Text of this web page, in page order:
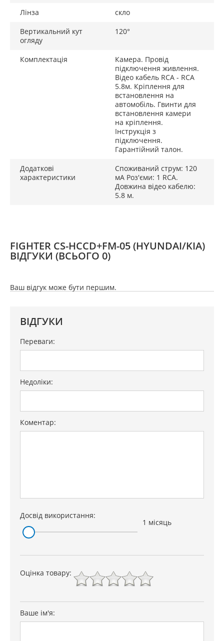
Лінза
скло
Вертикальний кут
огляду
120°
Комплектація
Камера. Провід
підключення живлення.
Відео кабель RCA - RCA
5.8м. Кріплення для
встановлення на
автомобіль. Гвинти для
встановлення камери
на кріплення.
Інструкція з
підключення.
Гарантійний талон.
Додаткові
характеристики
Споживаний струм: 120
мА Роз'єми: 1 RCA.
Довжина відео кабелю:
5.8 м.
FIGHTER CS-HCCD+FM-05 (HYUNDAI/KIA)
ВІДГУКИ (ВСЬОГО 0)
Ваш відгук може бути першим.
ВІДГУКИ
Переваги:
Недоліки:
Коментар:
Досвід використання:
1 місяць
Оцінка товару:
Ваше ім'я: